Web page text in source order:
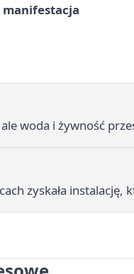
manifestacja
woda i żywność
zyskała